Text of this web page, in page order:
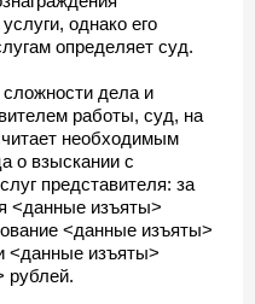
однако его
определяет суд.
дела и
работы, суд, на
необходимым
о взыскании с
представителя: за
<данные изъяты>
<данные изъяты>
<данные изъяты>
рублей.